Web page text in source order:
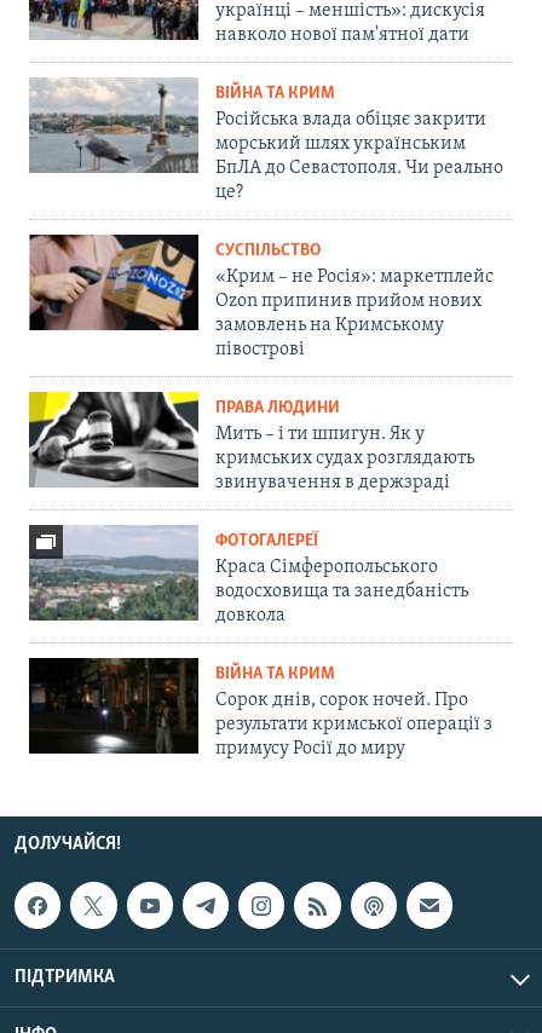
українці – меншість»: дискусія
навколо нової пам'ятної дати
ВІЙНА ТА КРИМ
Російська влада обіцяє закрити
морський шлях українським
БпЛА до Севастополя. Чи реально
це?
СУСПІЛЬСТВО
«Крим – не Росія»: маркетплейс
Ozon припинив прийом нових
замовлень на Кримському
півострові
ПРАВА ЛЮДИНИ
Мить – і ти шпигун. Як у
кримських судах розглядають
звинувачення в держзраді
ФОТОГАЛЕРЕЇ
Краса Сімферопольського
водосховища та занедбаність
довкола
ВІЙНА ТА КРИМ
Сорок днів, сорок ночей. Про
результати кримської операції з
примусу Росії до миру
ДОЛУЧАЙСЯ!
ПІДТРИМКА